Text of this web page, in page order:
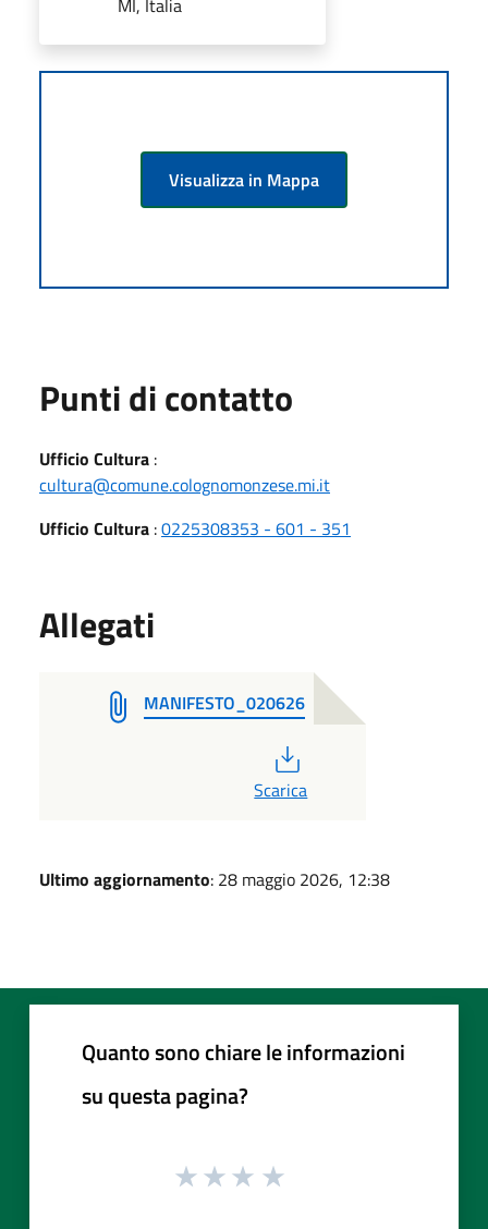
Visualizza in Mappa
Punti di contatto
Ufficio Cultura :
cultura@comune.colognomonzese.mi.it
Ufficio Cultura :0225308353 - 601 - 351
Allegati
MANIFESTO_020626
Scarica
Ultimo aggiornamento: 28 maggio 2026, 12:38
Quanto sono chiare le informazioni
su questa pagina?